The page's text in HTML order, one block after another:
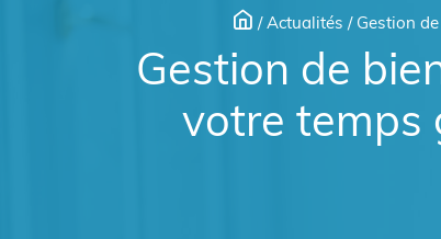
/ Actualités / Gestion
Gestion de
votre temps